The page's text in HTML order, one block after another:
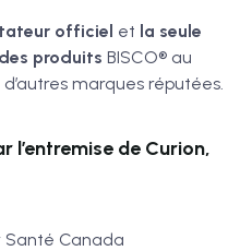
officiel et la seule
produits BISCO® au
marques réputées.
l’entremise de Curion,
Santé Canada